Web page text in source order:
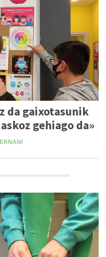
da gaixotasunik
gehiago da»